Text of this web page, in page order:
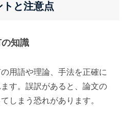
と注意点
知識
用語や理論、手法を正確に
す。誤訳があると、論文の
しまう恐れがあります。